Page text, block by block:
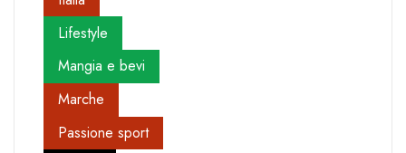
Lifestyle
Mangia e bevi
Marche
Passione sport